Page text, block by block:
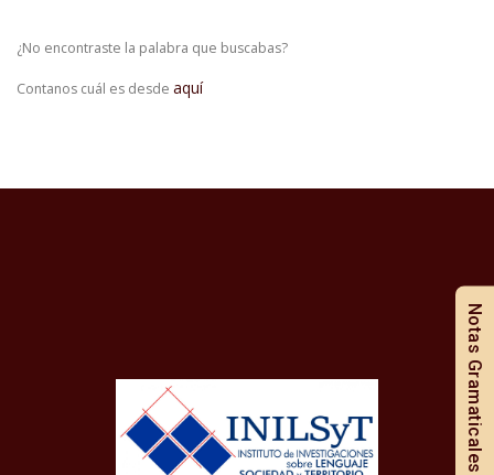
¿No encontraste la palabra que buscabas?
Contanos cuál es desde aquí
Notas Gramaticales